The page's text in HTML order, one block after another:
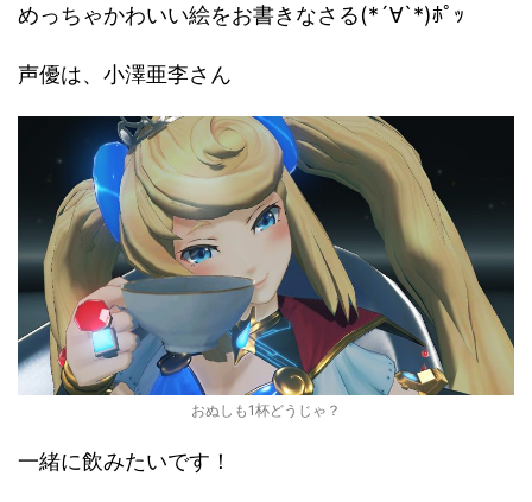
めっちゃかわいい絵をお書きなさる(*´∀`*)ﾎﾟｯ
声優は、小澤亜李さん
おぬしも1杯どうじゃ？
一緒に飲みたいです！